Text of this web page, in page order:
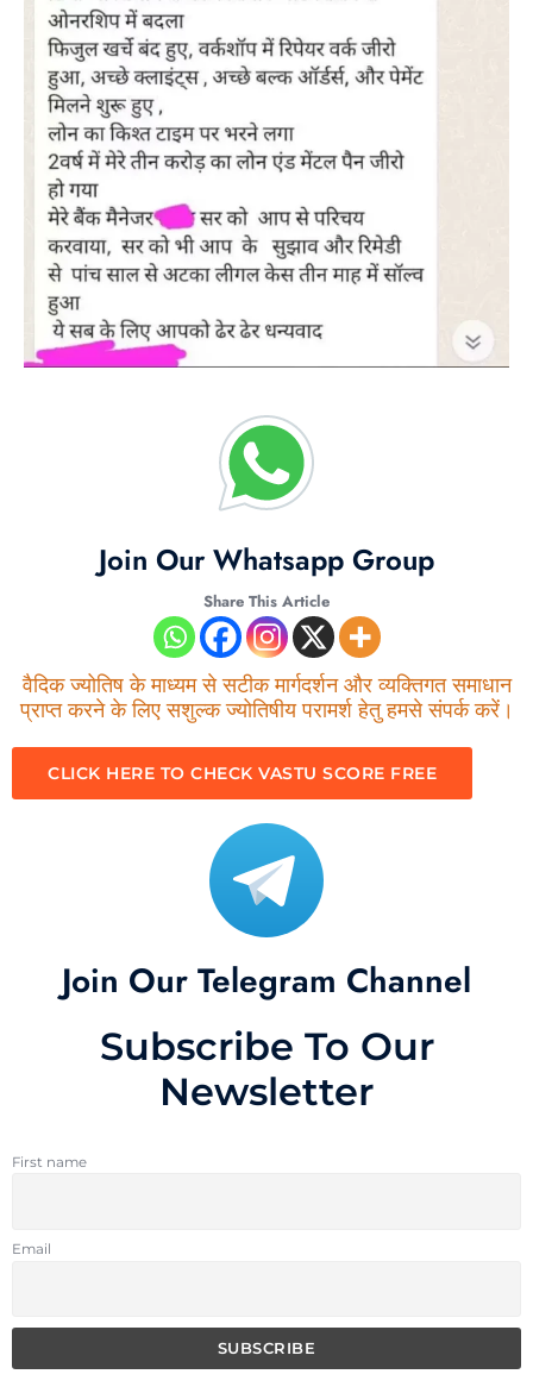
Join Our Whatsapp Group
Share This Article
वैदिक ज्योतिष के माध्यम से सटीक मार्गदर्शन और व्यक्तिगत समाधान
प्राप्त करने के लिए सशुल्क ज्योतिषीय परामर्श हेतु हमसे संपर्क करें।
CLICK HERE TO CHECK VASTU SCORE FREE
Join Our Telegram Channel
Subscribe To Our
Newsletter
First name
Email